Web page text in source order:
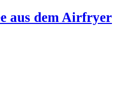
aus dem Airfryer